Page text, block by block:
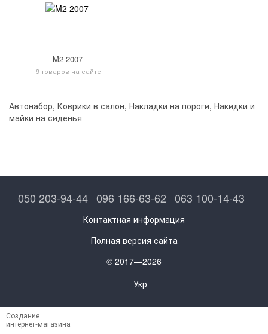
M2 2007-
9 товаров на сайте
Автонабор, Коврики в салон, Накладки на пороги, Накидки и
майки на сиденья
050 203-94-44 096 166-63-62 063 100-14-43
Контактная информация
Полная версия сайта
© 2017—2026
Укр
Создание
интернет-магазина